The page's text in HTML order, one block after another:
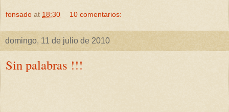
fonsado at 18:30 10 comentarios:
domingo, 11 de julio de 2010
Sin palabras !!!